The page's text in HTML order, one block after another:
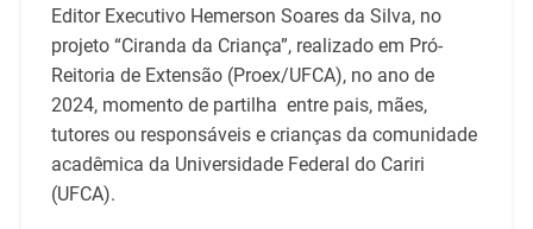
Editor Executivo Hemerson Soares da Silva, no
projeto “Ciranda da Criança”, realizado em Pró-
Reitoria de Extensão (Proex/UFCA), no ano de
2024, momento de partilha entre pais, mães,
tutores ou responsáveis e crianças da comunidade
acadêmica da Universidade Federal do Cariri
(UFCA).